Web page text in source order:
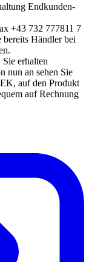
Endkunden-
+43 732 777811 7
bereits Händler bei
erhalten
nun an sehen Sie
auf den Produkt
auf Rechnung